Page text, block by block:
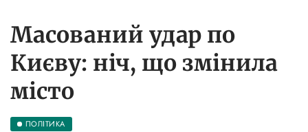
Масований удар по
Києву: ніч, що змінила
місто
ПОЛІТИКА